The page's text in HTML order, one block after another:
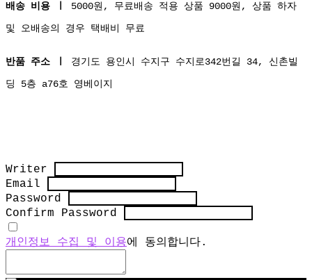
배송 비용 ㅣ
5000원, 무료배송 적용 상품 9000원, 상품 하자
및 오배송의 경우 택배비 무료
반품 주소 ㅣ 경기도 용인시 수지구 수지로342번길 34, 신촌빌
딩 5층 a76호 영베이지
Writer
Email
Password
Confirm Password
개인정보 수집 및 이용에 동의합니다.